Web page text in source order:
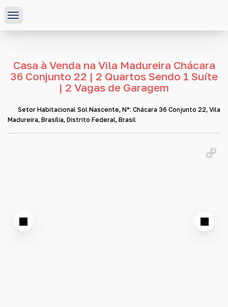
Casa à Venda na Vila Madureira Chácara
36 Conjunto 22 | 2 Quartos Sendo 1 Suíte
| 2 Vagas de Garagem
Setor Habitacional Sol Nascente, N°: Chácara 36 Conjunto 22, Vila
Madureira, Brasília, Distrito Federal, Brasil